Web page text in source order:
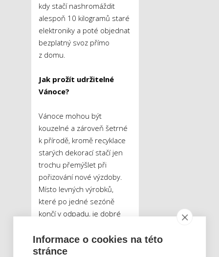
kdy stačí nashromáždit
alespoň 10 kilogramů staré
elektroniky a poté objednat
bezplatný svoz přímo
z domu.
Jak prožít udržitelné
Vánoce?
Vánoce mohou být
kouzelné a zároveň šetrné
k přírodě, kromě recyklace
starých dekorací stačí jen
trochu přemýšlet při
pořizování nové výzdoby.
Místo levných výrobků,
které po jedné sezóně
končí v odpadu, je dobré
ozdobách s delší životností.
Skvělou volbou jsou
Informace o cookies na této
stránce